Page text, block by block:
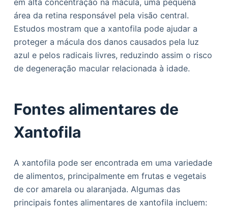
em alta concentração na mácula, uma pequena
área da retina responsável pela visão central.
Estudos mostram que a xantofila pode ajudar a
proteger a mácula dos danos causados pela luz
azul e pelos radicais livres, reduzindo assim o risco
de degeneração macular relacionada à idade.
Fontes alimentares de
Xantofila
A xantofila pode ser encontrada em uma variedade
de alimentos, principalmente em frutas e vegetais
de cor amarela ou alaranjada. Algumas das
principais fontes alimentares de xantofila incluem: